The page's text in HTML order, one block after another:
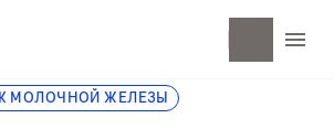
МОЛОЧНОЙ ЖЕЛЕЗЫ